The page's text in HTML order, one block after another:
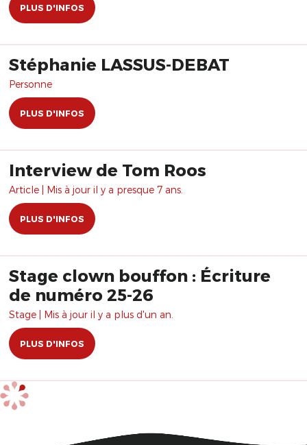
PLUS D'INFOS
Stéphanie LASSUS-DEBAT
Personne
PLUS D'INFOS
Interview de Tom Roos
Article | Mis à jour il y a presque 7 ans.
PLUS D'INFOS
Stage clown bouffon : Écriture
de numéro 25-26
Stage | Mis à jour il y a plus d'un an.
PLUS D'INFOS